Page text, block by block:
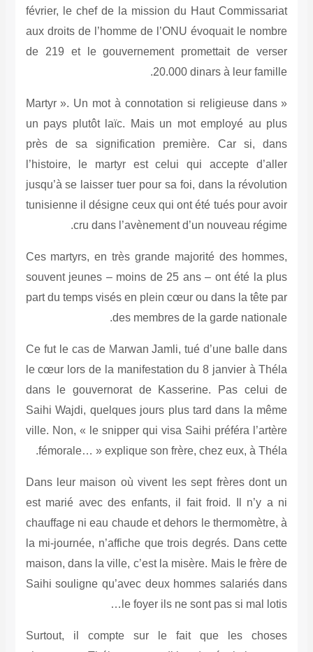
février, le chef de la mission du Haut
aux droits de l’homme de l’ONU évoquait
de 219 et le gouvernement promettait
20.000 dinars à
« Martyr ». Un mot à connotation si
un pays plutôt laïc. Mais un mot
près de sa signification première. Car
l’histoire, le martyr est celui qui
jusqu’à se laisser tuer pour sa foi, dans la
tunisienne il désigne ceux qui ont été tués
cru dans l’avènement d’un
Ces martyrs, en très grande majorité des
souvent jeunes – moins de 25 ans – ont
part du temps visés en plein cœur ou dans
des membres de la garde
Ce fut le cas de Marwan Jamli, tué d’une
le cœur lors de la manifestation du 8
dans le gouvernorat de Kasserine. Pas
Saihi Wajdi, quelques jours plus tard dans
ville. Non, « le snipper qui visa Saihi
fémorale… » explique son frère, chez
Dans leur maison où vivent les sept
est marié avec des enfants, il fait froid. Il
chauffage ni eau chaude et dehors le
la mi-journée, n’affiche que trois degrés.
maison, dans la ville, c’est la misère. Mais
Saihi souligne qu’avec deux hommes
le foyer ils ne sont pas si
Surtout, il compte sur le fait que les